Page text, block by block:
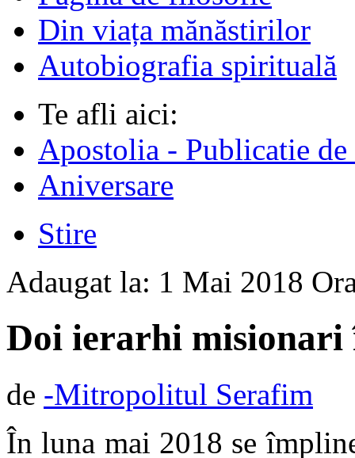
Din viața mănăstirilor
Autobiografia spirituală
Te afli aici:
Apostolia - Publicatie
Aniversare
Stire
Adaugat la: 1 Mai 2018
Doi ierarhi misionari
de -Mitropolitul Serafim
În luna mai 2018 se